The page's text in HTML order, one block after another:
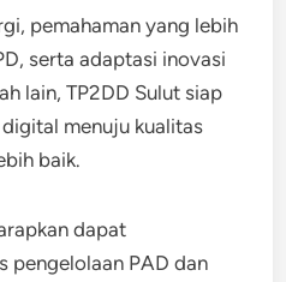
pemahaman yang lebih
serta adaptasi inovasi
lain, TP2DD Sulut siap
menuju kualitas
baik.
dapat
pengelolaan PAD dan